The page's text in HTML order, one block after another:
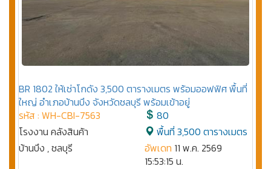
BR 1802 ให้เช่าโกดัง 3,500 ตารางเมตร พร้อมออฟฟิศ พื้นที่
ใหญ่ อำเภอบ้านบึง จังหวัดชลบุรี พร้อมเข้าอยู่
รหัส : WH-CBI-7563
โรงงาน คลังสินค้า
บ้านบึง , ชลบุรี
80
พื้นที่ 3,500 ตารางเมตร
อัพเดท 11 พ.ค. 2569
15:53:15 น.